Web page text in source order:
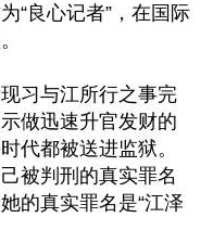
“良心记者”，在国际
习与江所行之事完
做迅速升官发财的
代都被送进监狱。
被判刑的真实罪名
的真实罪名是“江泽